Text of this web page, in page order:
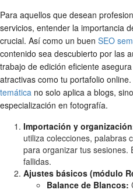
Para aquellos que desean
servicios, entender la importancia
crucial. Así como un buen SEO
contenido sea descubierto por las
trabajo de edición eficiente
atractivas como tu portafolio
temática no solo aplica a blogs,
especialización en fotografía.
Importación y
utiliza colecciones, palabras
para organizar tus sesiones.
fallidas.
Ajustes básicos (módulo
Balance de Blancos: